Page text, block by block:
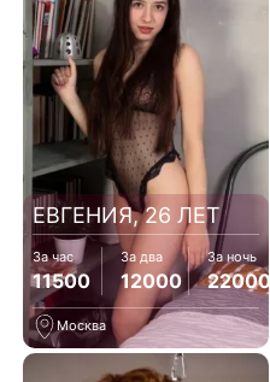
ЕВГЕНИЯ, 26 ЛЕТ
За час
11500
За два
12000
За ночь
22000
Москва